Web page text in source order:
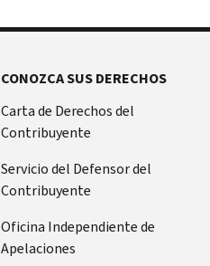
CONOZCA SUS DERECHOS
Carta de Derechos del
Contribuyente
Servicio del Defensor del
Contribuyente
Oficina Independiente de
Apelaciones